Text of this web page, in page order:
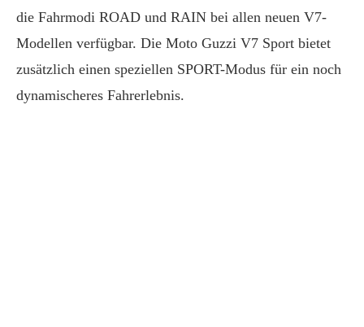
die Fahrmodi ROAD und RAIN bei allen neuen V7-
Modellen verfügbar. Die Moto Guzzi V7 Sport bietet
zusätzlich einen speziellen SPORT-Modus für ein noch
dynamischeres Fahrerlebnis.